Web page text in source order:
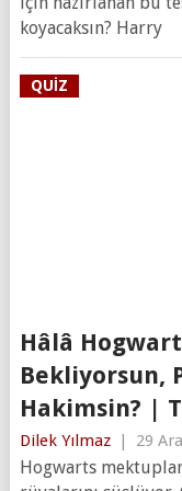
koyacaksın? Harry
QUIZ
Hâlâ
Bekliyorsun,
Hakimsin? |
Dilek Yılmaz | 29
Hogwarts